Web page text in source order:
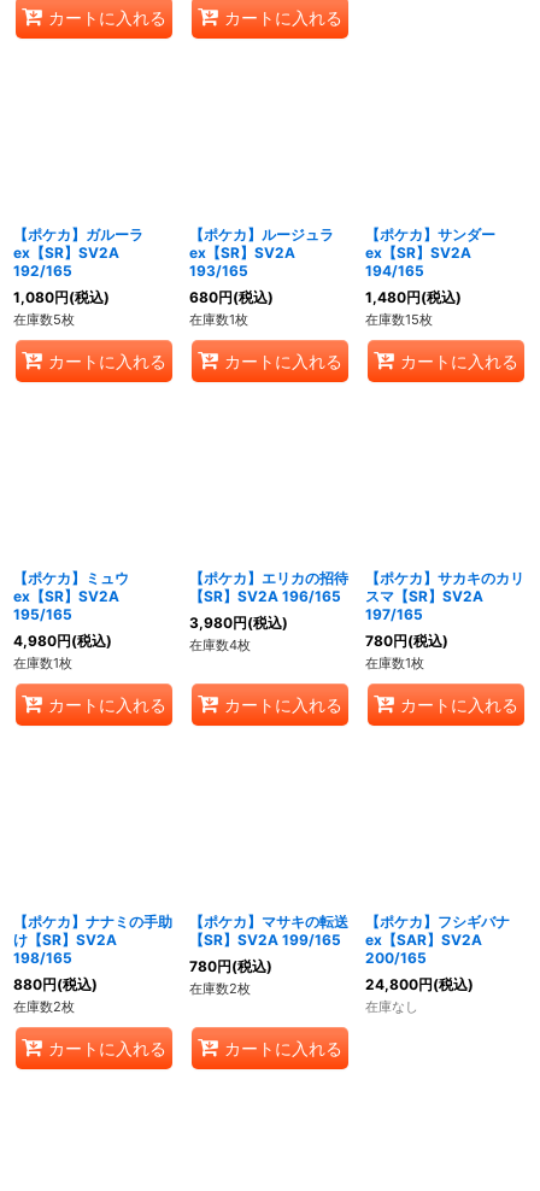
カートに入れる カートに入れる
【ポケカ】ガルーラ
ex【SR】SV2A
192/165
1,080円(税込)
在庫数5枚
カートに入れる
【ポケカ】ルージュラ
ex【SR】SV2A
193/165
680円(税込)
在庫数1枚
カートに入れる
【ポケカ】サンダー
ex【SR】SV2A
194/165
1,480円(税込)
在庫数15枚
カートに入れる
【ポケカ】ミュウ
ex【SR】SV2A
195/165
4,980円(税込)
在庫数1枚
カートに入れる
【ポケカ】エリカの招待
【SR】SV2A 196/165
3,980円(税込)
在庫数4枚
カートに入れる
【ポケカ】サカキのカリ
スマ【SR】SV2A
197/165
780円(税込)
在庫数1枚
カートに入れる
【ポケカ】ナナミの手助
け【SR】SV2A
198/165
880円(税込)
在庫数2枚
カートに入れる
【ポケカ】マサキの転送
【SR】SV2A 199/165
780円(税込)
在庫数2枚
カートに入れる
【ポケカ】フシギバナ
ex【SAR】SV2A
200/165
24,800円(税込)
在庫なし